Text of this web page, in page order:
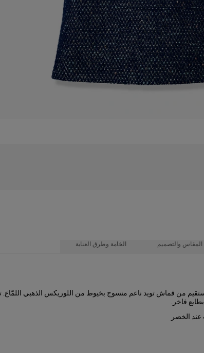
المقاس والتصميم الخامة وطرق العناية
من قماش تويد ناعم منسوج بخيوط من اللوريكس الذهبي
فاخر.
الخصر